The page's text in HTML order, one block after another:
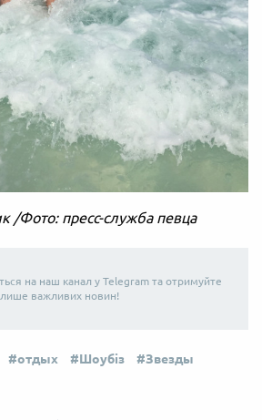
/Фото: пресс-служба певца
на наш канал у Telegram та отримуйте
лише важливих новин!
отдых Шоубіз Звезды